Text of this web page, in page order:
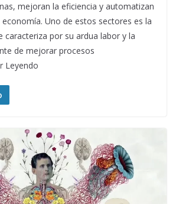
mejoran la eficiencia y automatizan
Uno de estos sectores es la
caracteriza por su ardua labor y la
de mejorar procesos
Leyendo